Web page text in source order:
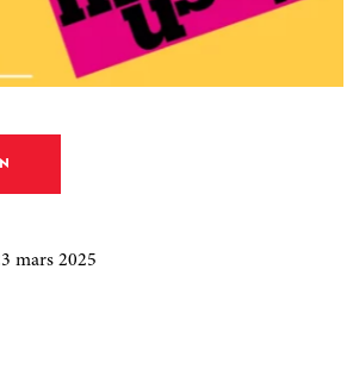
mars 2025